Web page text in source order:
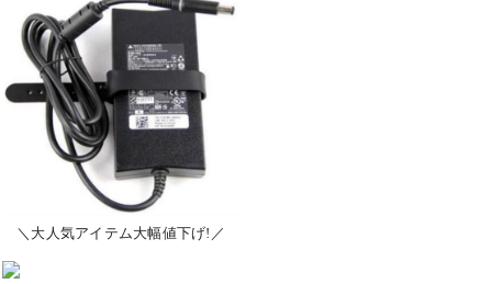
＼大人気アイテム大幅値下げ!／